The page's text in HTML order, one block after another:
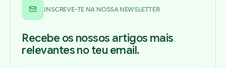
INSCREVE-TE NA NOSSA NEWSLETTER
Recebe os nossos artigos mais
relevantes no teu email.